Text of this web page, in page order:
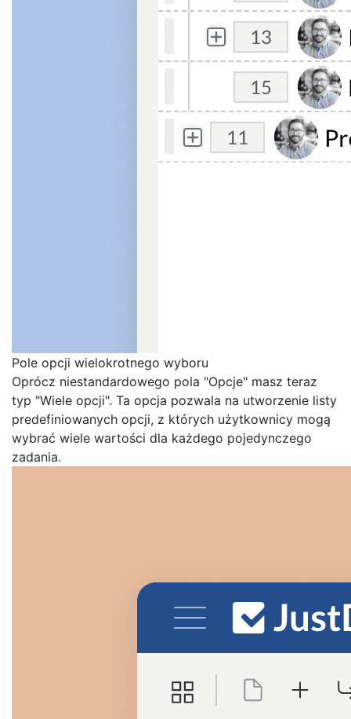
Pole opcji wielokrotnego wyboru
Oprócz niestandardowego pola "Opcje" masz teraz
typ "Wiele opcji". Ta opcja pozwala na utworzenie listy
predefiniowanych opcji, z których użytkownicy mogą
wybrać wiele wartości dla każdego pojedynczego
zadania.